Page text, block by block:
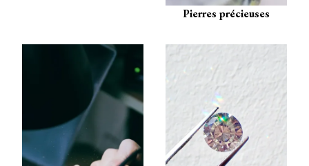
Pierres précieuses